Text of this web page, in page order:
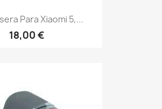
Para Xiaomi 5,...
18,00 €